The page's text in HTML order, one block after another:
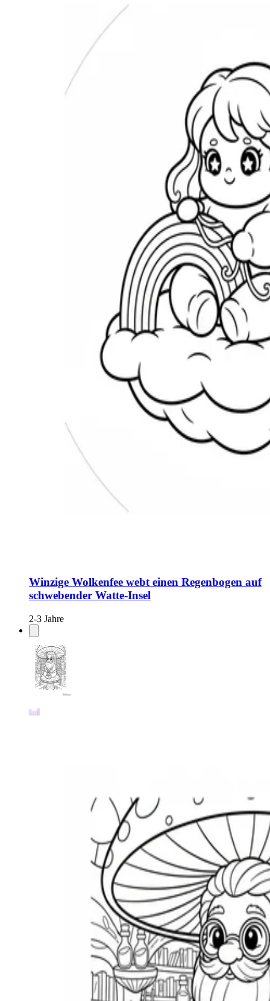
Winzige Wolkenfee webt einen Regenbogen auf
schwebender Watte-Insel
2-3 Jahre